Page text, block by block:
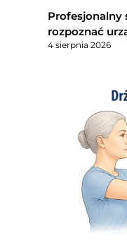
Profesjonalny
rozpoznać
4 sierpnia 2026